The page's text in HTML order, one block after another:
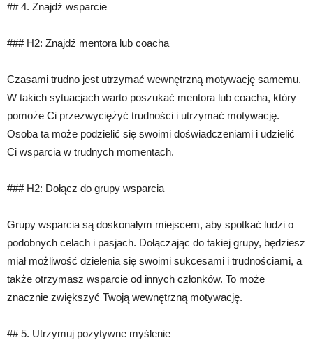
## 4. Znajdź wsparcie
### H2: Znajdź mentora lub coacha
Czasami trudno jest utrzymać wewnętrzną motywację samemu.
W takich sytuacjach warto poszukać mentora lub coacha, który
pomoże Ci przezwyciężyć trudności i utrzymać motywację.
Osoba ta może podzielić się swoimi doświadczeniami i udzielić
Ci wsparcia w trudnych momentach.
### H2: Dołącz do grupy wsparcia
Grupy wsparcia są doskonałym miejscem, aby spotkać ludzi o
podobnych celach i pasjach. Dołączając do takiej grupy, będziesz
miał możliwość dzielenia się swoimi sukcesami i trudnościami, a
także otrzymasz wsparcie od innych członków. To może
znacznie zwiększyć Twoją wewnętrzną motywację.
## 5. Utrzymuj pozytywne myślenie